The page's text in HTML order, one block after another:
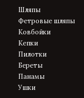
Шляпы
Фетровые шляпы
Ковбойки
Кепки
Пилотки
Береты
Панамы
Ушки